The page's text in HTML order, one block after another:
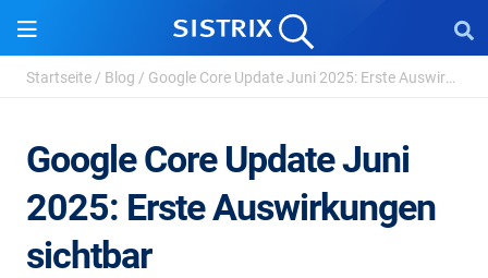
Startseite / Blog / Google Core Update Juni 2025: Erste Auswirkungen s...
Google Core Update Juni
2025: Erste Auswirkungen
sichtbar